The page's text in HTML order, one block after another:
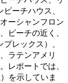
ーチハウス、
ーシャンフロン
ビーチの近く、
レックス）、
ラテンアメリ
レポートでは、
を示していま